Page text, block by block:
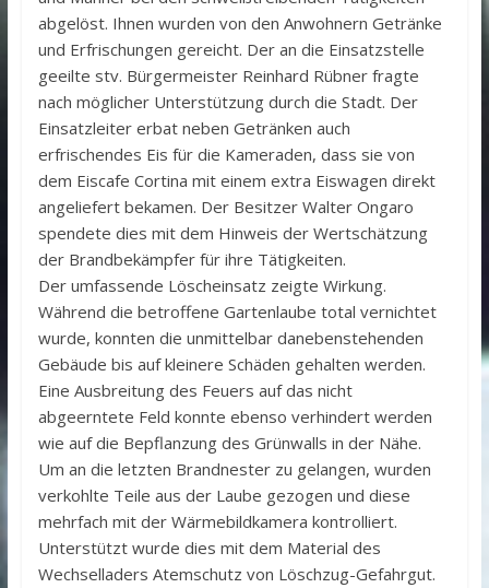
abgelöst. Ihnen wurden von den Anwohnern Getränke
und Erfrischungen gereicht. Der an die Einsatzstelle
geeilte stv. Bürgermeister Reinhard Rübner fragte
nach möglicher Unterstützung durch die Stadt. Der
Einsatzleiter erbat neben Getränken auch
erfrischendes Eis für die Kameraden, dass sie von
dem Eiscafe Cortina mit einem extra Eiswagen direkt
angeliefert bekamen. Der Besitzer Walter Ongaro
spendete dies mit dem Hinweis der Wertschätzung
der Brandbekämpfer für ihre Tätigkeiten.
Der umfassende Löscheinsatz zeigte Wirkung.
Während die betroffene Gartenlaube total vernichtet
wurde, konnten die unmittelbar danebenstehenden
Gebäude bis auf kleinere Schäden gehalten werden.
Eine Ausbreitung des Feuers auf das nicht
abgeerntete Feld konnte ebenso verhindert werden
wie auf die Bepflanzung des Grünwalls in der Nähe.
Um an die letzten Brandnester zu gelangen, wurden
verkohlte Teile aus der Laube gezogen und diese
mehrfach mit der Wärmebildkamera kontrolliert.
Unterstützt wurde dies mit dem Material des
Wechselladers Atemschutz von Löschzug-Gefahrgut.